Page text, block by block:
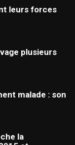
leurs forces
plusieurs
malade : son
la